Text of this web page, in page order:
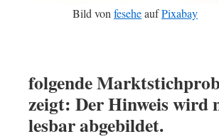
Bild von feseheaufPixabay
folgende
zeigt: Der Hinweis wird
lesbar abgebildet.